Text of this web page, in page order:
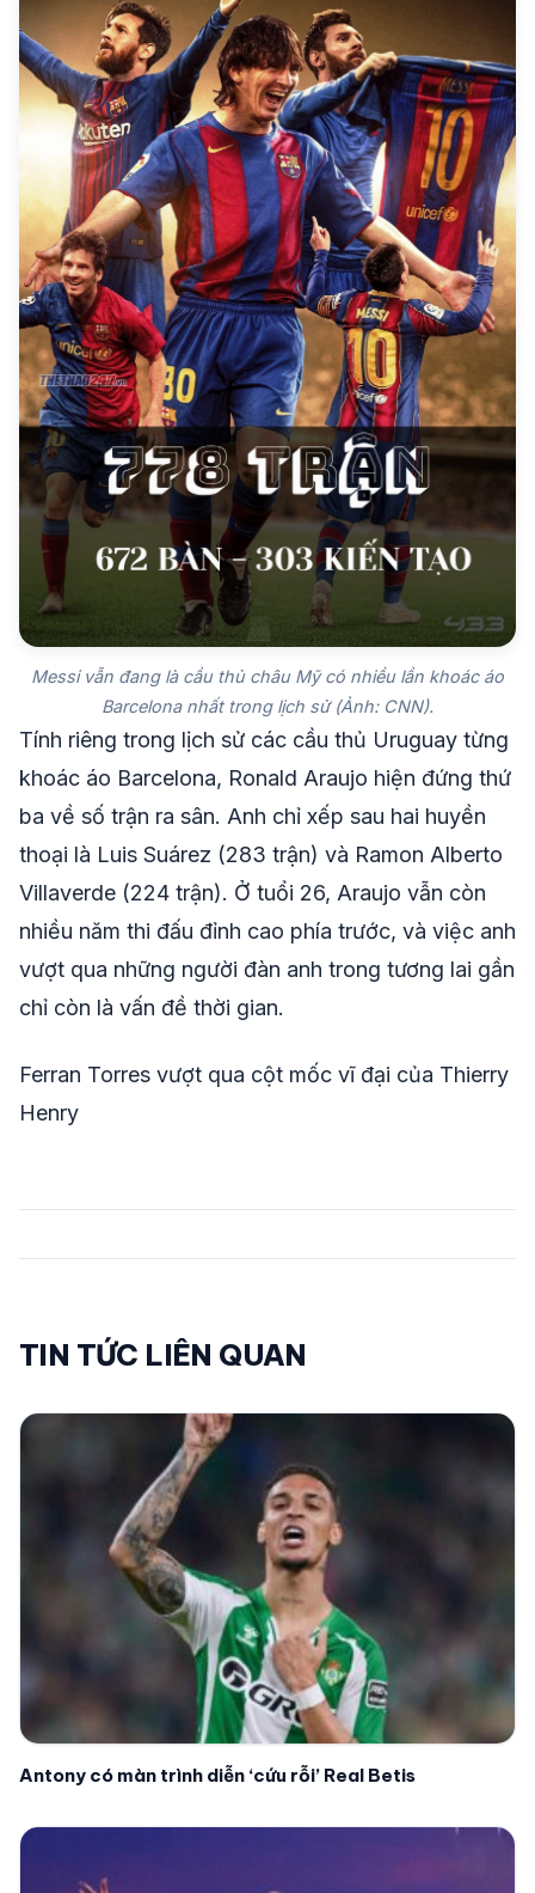
Messi vẫn đang là cầu thủ châu Mỹ có nhiều lần khoác áo
Barcelona nhất trong lịch sử (Ảnh: CNN).
Tính riêng trong lịch sử các cầu thủ Uruguay từng
khoác áo Barcelona, Ronald Araujo hiện đứng thứ
ba về số trận ra sân. Anh chỉ xếp sau hai huyền
thoại là Luis Suárez (283 trận) và Ramon Alberto
Villaverde (224 trận). Ở tuổi 26, Araujo vẫn còn
nhiều năm thi đấu đỉnh cao phía trước, và việc anh
vượt qua những người đàn anh trong tương lai gần
chỉ còn là vấn đề thời gian.
Ferran Torres vượt qua cột mốc vĩ đại của Thierry
Henry
TIN TỨC LIÊN QUAN
Antony có màn trình diễn ‘cứu rỗi’ Real Betis